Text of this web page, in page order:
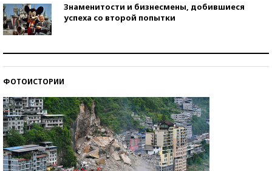
Знаменитости и бизнесмены, добившиеся
успеха со второй попытки
ФОТОИСТОРИИ